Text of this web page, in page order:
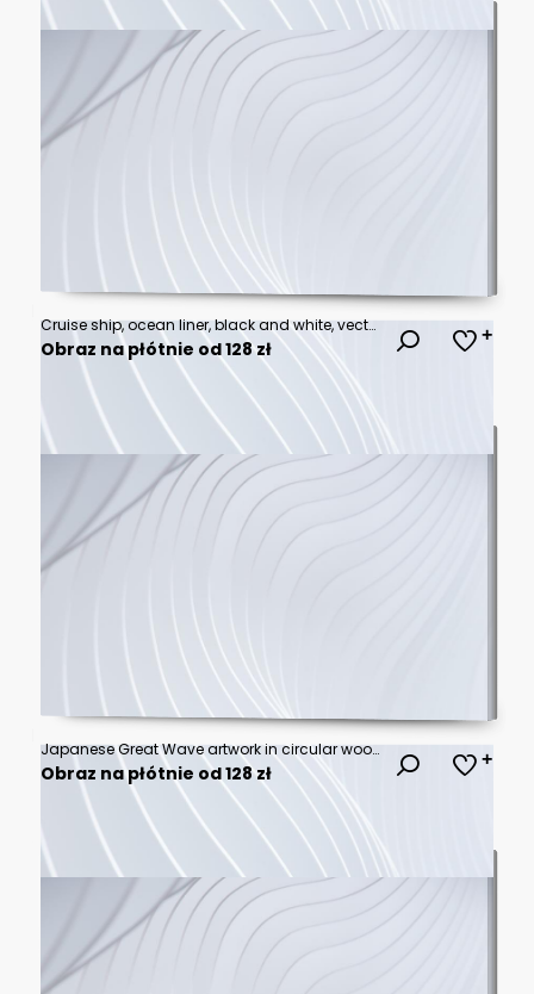
Cruise ship, ocean liner, black and white, vector illustration, travel, transportation, nautical
Obraz na płótnie od 128 zł
Japanese Great Wave artwork in circular wooden frame
Obraz na płótnie od 128 zł